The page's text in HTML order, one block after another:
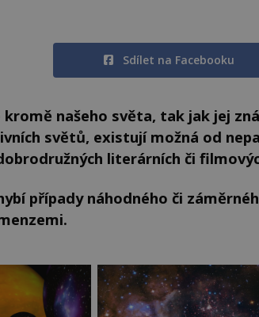
Sdílet na Facebooku
kromě našeho světa, tak jak jej
světů, existují možná od
literárních či
případy náhodného či